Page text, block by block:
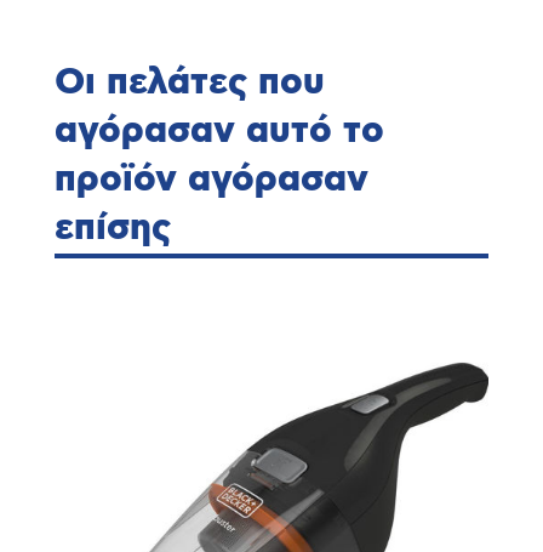
Οι πελάτες που
αγόρασαν αυτό το
προϊόν αγόρασαν
επίσης